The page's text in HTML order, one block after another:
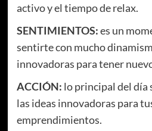
activo y el tiempo de relax.
SENTIMIENTOS:es un
sentirte con mucho
innovadoras para tener
ACCIÓN: lo principal del día
las ideas innovadoras para
emprendimientos.